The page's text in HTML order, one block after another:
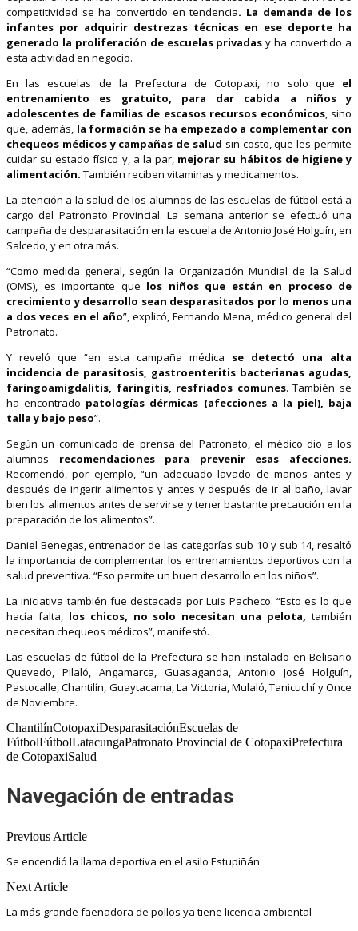
competitividad se ha convertido en tendencia. La demanda de los
infantes por adquirir destrezas técnicas en ese deporte ha
generado la proliferación de escuelas privadas y ha convertido a
esta actividad en negocio.
En las escuelas de la Prefectura de Cotopaxi, no solo que el
entrenamiento es gratuito, para dar cabida a niños y
adolescentes de familias de escasos recursos económicos, sino
que, además, la formación se ha empezado a complementar con
chequeos médicos y campañas de salud sin costo, que les permite
cuidar su estado físico y, a la par, mejorar su hábitos de higiene y
alimentación. También reciben vitaminas y medicamentos.
La atención a la salud de los alumnos de las escuelas de fútbol está a
cargo del Patronato Provincial. La semana anterior se efectuó una
campaña de desparasitación en la escuela de Antonio José Holguín, en
Salcedo, y en otra más.
“Como medida general, según la Organización Mundial de la Salud
(OMS), es importante que los niños que están en proceso de
crecimiento y desarrollo sean desparasitados por lo menos una
a dos veces en el año”, explicó, Fernando Mena, médico general del
Patronato.
Y reveló que “en esta campaña médica se detectó una alta
incidencia de parasitosis, gastroenteritis bacterianas agudas,
faringoamigdalitis, faringitis, resfriados comunes. También se
ha encontrado patologías dérmicas (afecciones a la piel), baja
talla y bajo peso”.
Según un comunicado de prensa del Patronato, el médico dio a los
alumnos recomendaciones para prevenir esas afecciones.
Recomendó, por ejemplo, “un adecuado lavado de manos antes y
después de ingerir alimentos y antes y después de ir al baño, lavar
bien los alimentos antes de servirse y tener bastante precaución en la
preparación de los alimentos”.
Daniel Benegas, entrenador de las categorías sub 10 y sub 14, resaltó
la importancia de complementar los entrenamientos deportivos con la
salud preventiva. “Eso permite un buen desarrollo en los niños”.
La iniciativa también fue destacada por Luis Pacheco. “Esto es lo que
hacía falta, los chicos, no solo necesitan una pelota, también
necesitan chequeos médicos”, manifestó.
Las escuelas de fútbol de la Prefectura se han instalado en Belisario
Quevedo, Pilaló, Angamarca, Guasaganda, Antonio José Holguín,
Pastocalle, Chantilín, Guaytacama, La Victoria, Mulaló, Tanicuchí y Once
de Noviembre.
ChantilínCotopaxiDesparasitaciónEscuelas de
FútbolFútbolLatacungaPatronato Provincial de CotopaxiPrefectura
de CotopaxiSalud
Navegación de entradas
Previous Article
Se encendió la llama deportiva en el asilo Estupiñán
Next Article
La más grande faenadora de pollos ya tiene licencia ambiental